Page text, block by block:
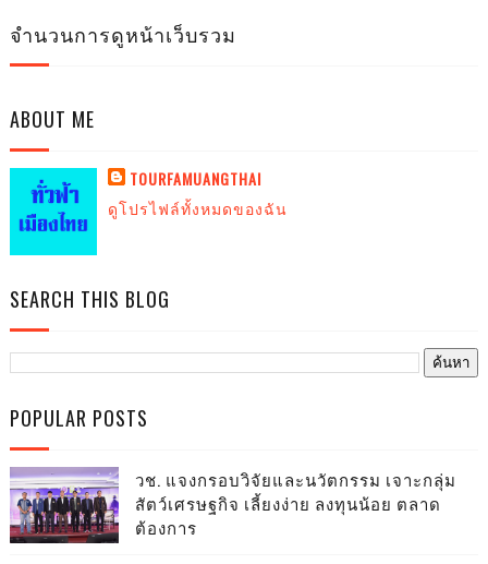
จำนวนการดูหน้าเว็บรวม
ABOUT ME
TOURFAMUANGTHAI
ดูโปรไฟล์ทั้งหมดของฉัน
SEARCH THIS BLOG
POPULAR POSTS
วช. แจงกรอบวิจัยและนวัตกรรม เจาะกลุ่ม
สัตว์เศรษฐกิจ เลี้ยงง่าย ลงทุนน้อย ตลาด
ต้องการ